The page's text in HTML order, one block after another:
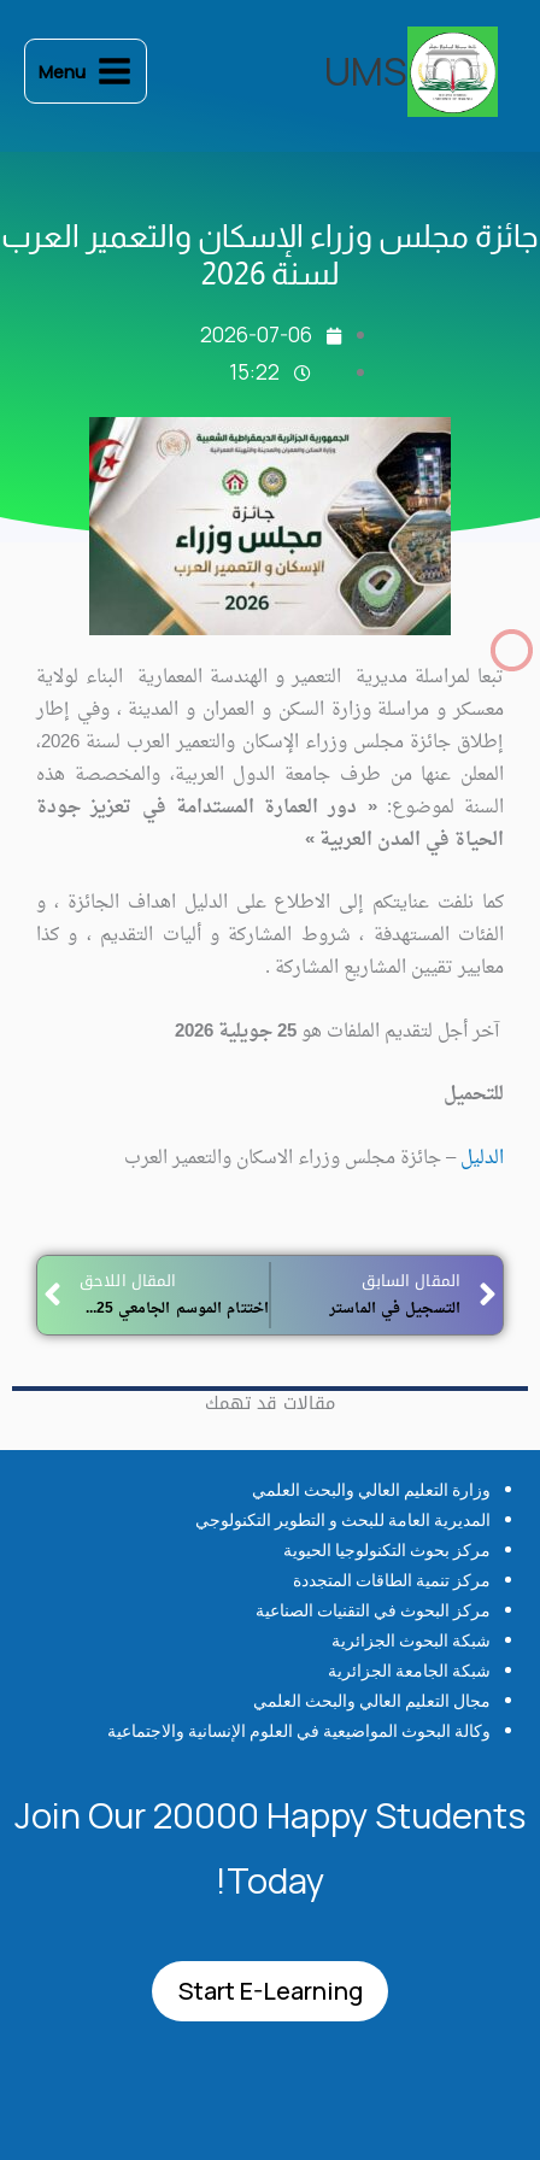
المحتوى
UMS
Menu
جائزة مجلس وزراء الإسكان والتعمير العرب
لسنة 2026
2026-07-06
15:22
تبعا لمراسلة مديرية التعمير و الهندسة المعمارية البناء لولاية
معسكر و مراسلة وزارة السكن و العمران و المدينة ، وفي إطار
إطلاق جائزة مجلس وزراء الإسكان والتعمير العرب لسنة 2026،
المعلن عنها من طرف جامعة الدول العربية، والمخصصة هذه
السنة لموضوع:« دور العمارة المستدامة في تعزيز جودة
الحياة في المدن العربية »
كما نلفت عنايتكم إلى الاطلاع على الدليل اهداف الجائزة ، و
الفئات المستهدفة ، شروط المشاركة و أليات التقديم ، و كذا
معايير تقيين المشاريع المشاركة .
آخر أجل لتقديم الملفات هو25 جويلية 2026
للتحميل
الدليل– جائزة مجلس وزراء الاسكان والتعمير العرب
Prevالمقال السابق
التسجيل في الماستر
المقال اللاحق
اختتام الموسم الجامعي 2025-2026
مقالات قد تهمك
وزارة التعليم العالي والبحث العلمي
المديرية العامة للبحث و التطوير التكنولوجي
مركز بحوث التكنولوجيا الحيوية
مركز تنمية الطاقات المتجددة
مركز البحوث في التقنيات الصناعية
شبكة البحوث الجزائرية
شبكة الجامعة الجزائرية
مجال التعليم العالي والبحث العلمي
وكالة البحوث المواضيعية في العلوم الإنسانية والاجتماعية
Join Our 20000 Happy Students​
Today!
Start E-Learning